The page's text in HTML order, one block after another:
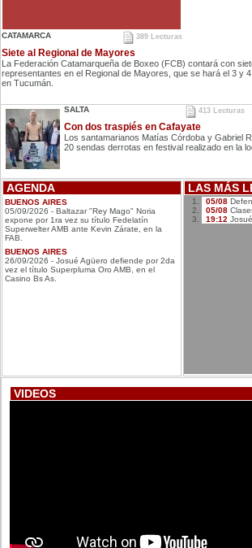
CATAMARCA 389 Lecturas
Siete al Regional de Mayores
La Federación Catamarqueña de Boxeo (FCB) contará con
representantes en el Regional de Mayores, que se hará el 3 y 4
en Tucumán.
SALTA 413 Lecturas
Con dos traspiés en Cafayate
Los santamarianos Matías Córdoba y Gabriel
20 sendas derrotas en festival realizado en la
AGENDA
BUENOS AIRES
05/09/2026 - Baltazar "Rey Mago" Noria
expone por 1ra vez su título Fedelatín
Superwelter AMB ante Kevin Zárate, en la
FAB.
BUENOS AIRES
26/09/2026 - Josué Agüero defiende por 2da
vez el título Superpluma Oro AMB, en el
Casino Bs As.
LAS MÁS
05/08
05/08
19:12
VIDEOS